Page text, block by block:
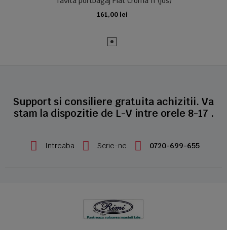
161,00 lei
ADAUGA IN COS
Support si consiliere gratuita achizitii. Va
stam la dispozitie de L-V intre orele 8-17 .
Intreaba Scrie-ne 0720-699-655